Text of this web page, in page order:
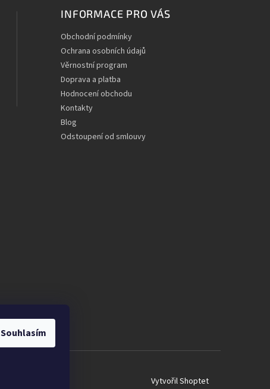
Souhlasím
INFORMACE PRO VÁS
Obchodní podmínky
Ochrana osobních údajů
Věrnostní program
Doprava a platba
Hodnocení obchodu
Kontakty
Blog
Odstoupení od smlouvy
Vytvořil Shoptet